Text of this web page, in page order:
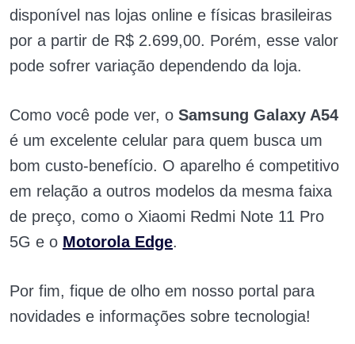
disponível nas lojas online e físicas brasileiras
por a partir de R$ 2.699,00. Porém, esse valor
pode sofrer variação dependendo da loja.
Como você pode ver, o Samsung Galaxy A54
é um excelente celular para quem busca um
bom custo-benefício. O aparelho é competitivo
em relação a outros modelos da mesma faixa
de preço, como o Xiaomi Redmi Note 11 Pro
5G e o Motorola Edge.
Por fim, fique de olho em nosso portal para
novidades e informações sobre tecnologia!